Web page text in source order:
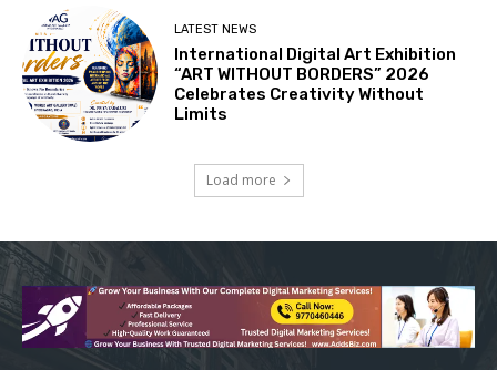
LATEST NEWS
International Digital Art Exhibition
“ART WITHOUT BORDERS” 2026
Celebrates Creativity Without
Limits
Load more